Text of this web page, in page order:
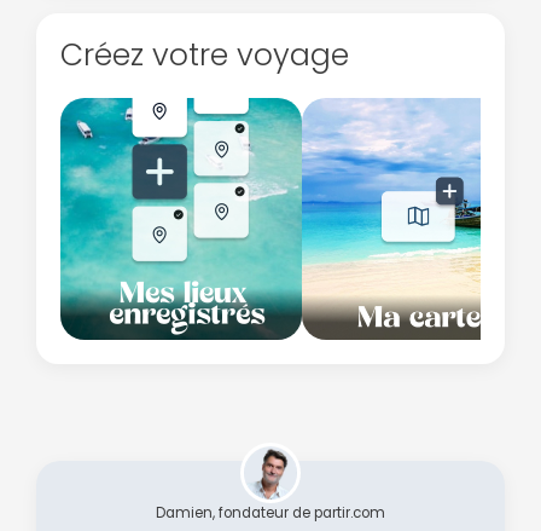
Créez votre voyage
Damien, fondateur de partir.com